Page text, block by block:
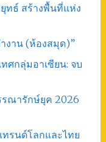
ทธ์ สร้างพื้นที่แห่ง
งาน (ห้องสมุด)”
ศกลุ่มอาเซียน: จบ
รณารักษ์ยุค 2026
ทรนด์โลกและไทย